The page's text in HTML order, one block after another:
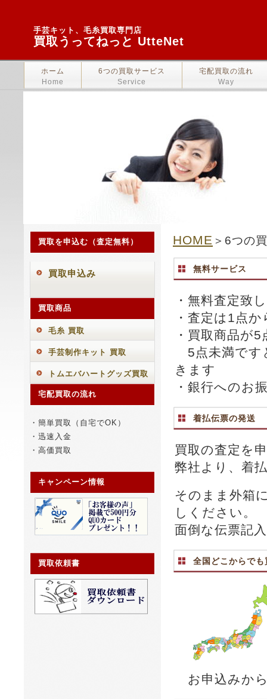
手芸キット、毛糸買取専門店
買取うってねっと UtteNet
ホーム
Home
6つの買取サービス
Service
宅配買取の流れ
Way
HOME ＞6つの
無料サービス
・無料査定致
・査定は1点
・買取商品が
5点未満です
きます
・銀行へのお
着払伝票の発送
買取の査定を
弊社より、着
そのまま外箱
しください。
面倒な伝票記
全国どこからで
お申込みか
買取を申込む（査定無料）
買取申込み
買取商品
毛糸 買取
手芸制作キット 買取
トムエバハートグッズ買取
宅配買取の流れ
・簡単買取（自宅でOK）
・迅速入金
・高価買取
キャンペーン情報
買取依頼書